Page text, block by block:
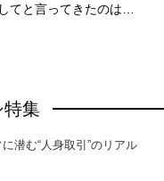
てと言ってきたのは…
集
潜む“人身取引”のリアル